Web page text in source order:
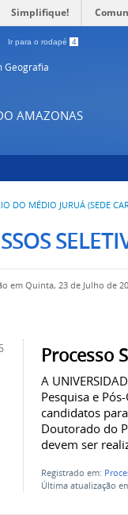
Simplifique!
Ir para o rodapé 4
Geografia
AMAZONAS
DO MÉDIO JURUÁ (SEDE
em Quinta, 23 de Julho de
Processo
A
Pesquisa e
candidatos
Doutorado do
devem ser
Registrado em:
Última atualização